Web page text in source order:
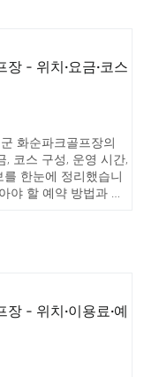
장 - 위치·요금·코스
화순파크골프장의
, 코스 구성, 운영 시간,
한눈에 정리했습니
야 할 예약 방법과 교
장 - 위치·이용료·예